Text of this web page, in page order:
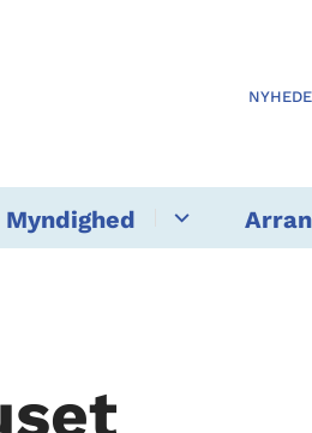
Myndighed